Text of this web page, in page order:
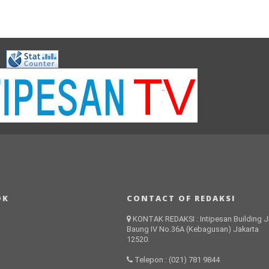
CONTACT OF REDAKSI
KONTAK REDAKSI : Intipesan Building
Baung IV No.36A (Kebagusan) Jakarta
12520.
Telepon : (021) 781 9844